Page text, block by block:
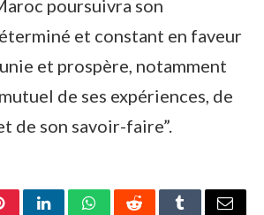
poursuivra son
et constant en faveur
et prospère, notamment
de ses expériences, de
de son savoir-faire”.